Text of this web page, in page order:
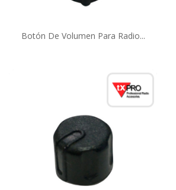
Botón De Volumen Para Radio...